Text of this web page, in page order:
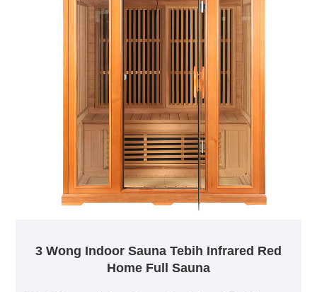
3 Wong Indoor Sauna Tebih Infrared Red
Home Full Sauna